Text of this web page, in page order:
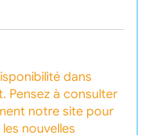
dans
Pensez à consulter
notre site pour
nouvelles